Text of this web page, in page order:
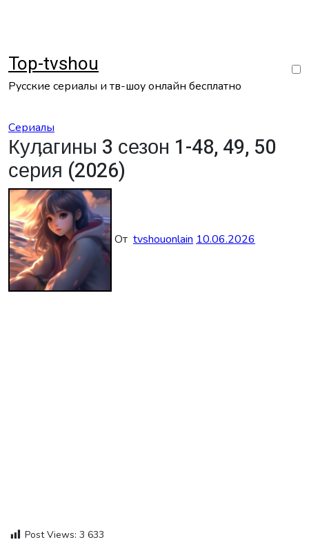
Top-tvshou
Русские сериалы и тв-шоу онлайн бесплатно
Сериалы
Куӆагины 3 сезон 1-48, 49, 50
серия (2026)
От tvshouonlain 10.06.2026
Post Views: 3 633